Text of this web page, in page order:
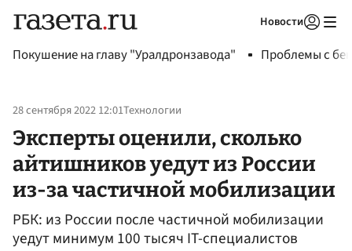
Новости
Покушение на главу "Уралдронзавода" Проблемы с
28 сентября 2022 12:01Технологии
Эксперты оценили, сколько
айтишников уедут из России
из-за частичной мобилизации
РБК: из России после частичной мобилизации
уедут минимум 100 тысяч IT-специалистов